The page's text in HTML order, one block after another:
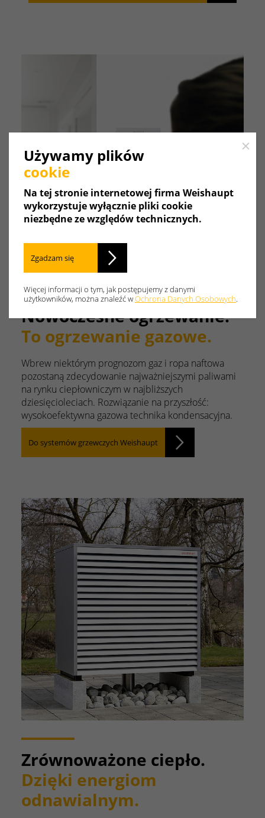
Nowoczesne ogrzewanie.
To ogrzewanie gazowe.
Wbrew niektórym prognozom gaz i ropa naftowa
pozostaną zdecydowanie najważniejszymi paliwami
na rynku ciepłowniczym w najbliższych
dziesięcioleciach. Rozwiązanie na przyszłość:
wysokoefektywna gazowa technika kondensacyjna.
Do systemów grzewczych Weishaupt
Zrównoważone ciepło.
Dzięki energiom
odnawialnym.
Close
Używamy plików
cookie
Na tej stronie internetowej firma Weishaupt
wykorzystuje wyłącznie pliki cookie
niezbędne ze względów technicznych.
Zgadzam się
Więcej informacji o tym, jak postępujemy z danymi
użytkowników, można znaleźć wOchrona Danych Osobowych.